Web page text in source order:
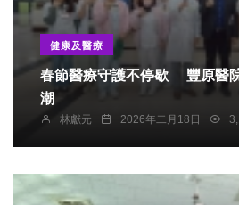
健康及醫療
春節醫療守護不停歇 豐原醫
潮
林獻元 2026年二月18日